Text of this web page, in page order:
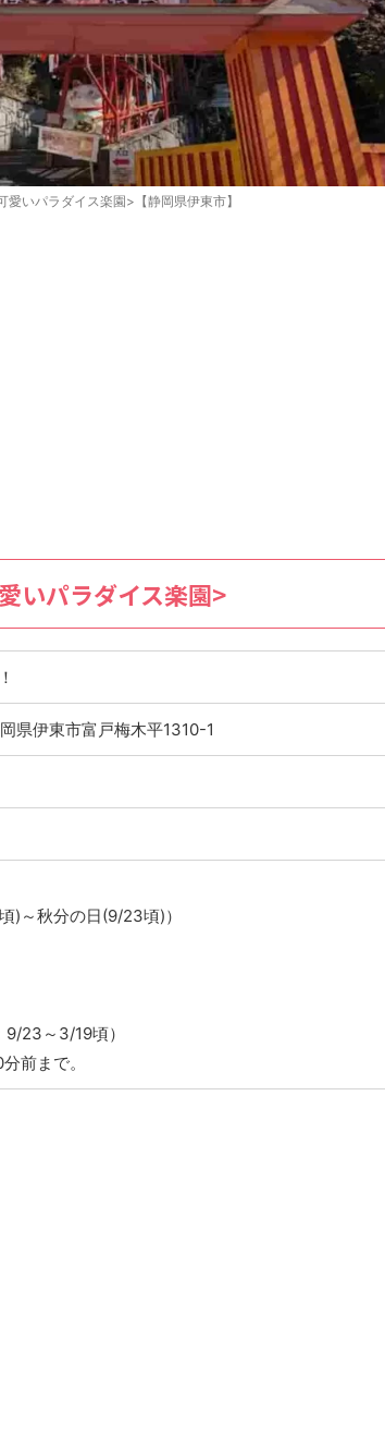
愛いパラダイス楽園>【静岡県伊東市】
いパラダイス楽園>
伊東市富戸梅木平1310-1
)～秋分の日(9/23頃)）
9/23～3/19頃）
前まで。